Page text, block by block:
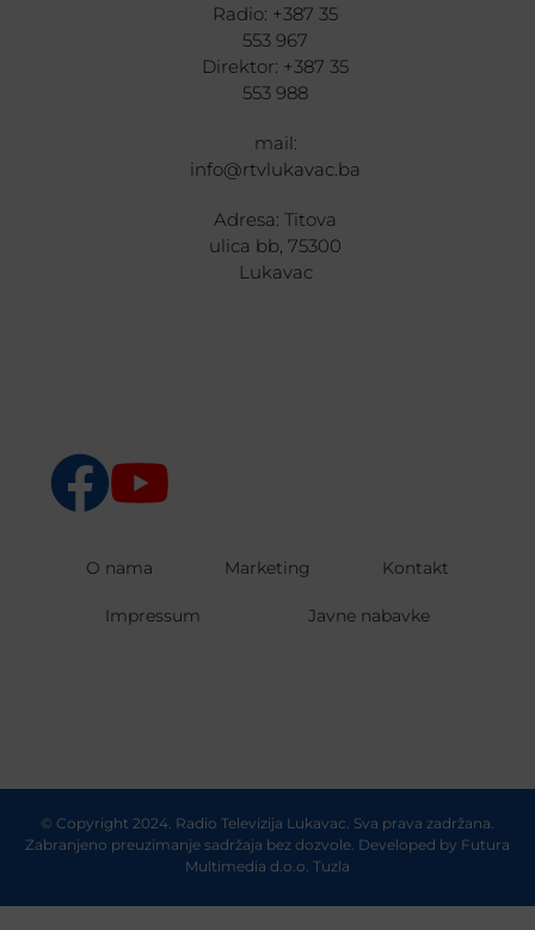
Radio: +387 35
553 967
Direktor: +387 35
553 988
mail:
info@rtvlukavac.ba
Adresa: Titova
ulica bb, 75300
Lukavac
O nama Marketing Kontakt
Impressum Javne nabavke
© Copyright 2024. Radio Televizija Lukavac. Sva prava zadržana.
Zabranjeno preuzimanje sadržaja bez dozvole. Developed by Futura
Multimedia d.o.o. Tuzla